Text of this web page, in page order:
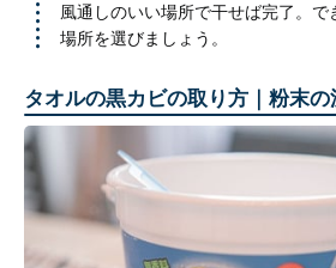
風通しのいい場所で干せば完了。
場所を選びましょう。
タオルの黒カビの取り方｜粉末の